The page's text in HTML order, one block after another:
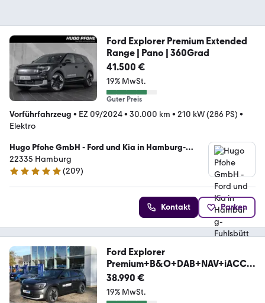
Ford Explorer Premium Extended
Range | Pano | 360Grad
41.500 €
19% MwSt.
Guter Preis
Vorführfahrzeug • EZ 09/2024• 30.000 km • 210 kW (286 PS) •
Elektro
Hugo Pfohe GmbH - Ford und Kia in Hamburg-
Fuhlsbüttel
22335 Hamburg
4.8 Sterne
(209)
Kontakt Parken
Ford Explorer
Premium+B&O+DAB+NAV+iACC+
AHK+BLIS+Panod
38.990 €
19% MwSt.